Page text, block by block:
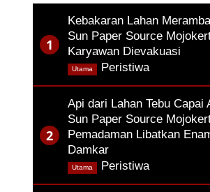
Kebakaran Lahan
Sun Paper Source
Karyawan Dievakuasi
Peristiwa,
Utama
Api dari Lahan Tebu Capai
Sun Paper Source
Pemadaman Libatkan
Damkar
Peristiwa,
Utama